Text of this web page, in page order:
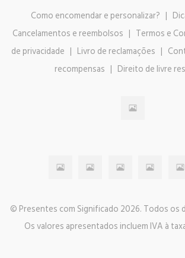
Como encomendar e personalizar? |
Cancelamentos e reembolsos | Termos e
de privacidade | Livro de reclamações |
recompensas | Direito de livre
© Presentes com Significado 2026. Todos os
Os valores apresentados incluem IVA à